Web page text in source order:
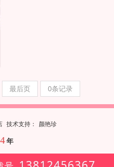
最后页 0条记录
技术支持 ： 颜艳珍
4年